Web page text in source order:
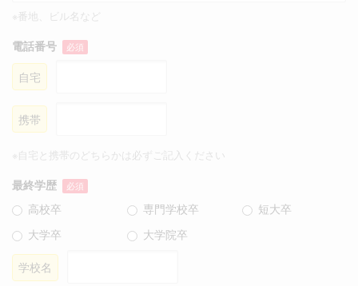
※番地、ビル名など
電話番号 必須
自宅
携帯
※自宅と携帯のどちらかは必ずご記入ください
最終学歴 必須
高校卒 専門学校卒
短大卒
大学卒
大学院卒
学校名